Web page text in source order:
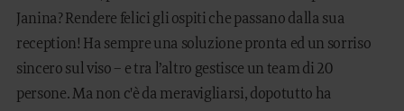
Janina? Rendere felici gli ospiti che passano dalla sua
reception! Ha sempre una soluzione pronta ed un sorriso
sincero sul viso – e tra l’altro gestisce un team di 20
persone. Ma non c'è da meravigliarsi, dopotutto ha